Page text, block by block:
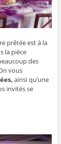
prêtée est à la
la pièce
des
vous
ainsi qu’une
invités se